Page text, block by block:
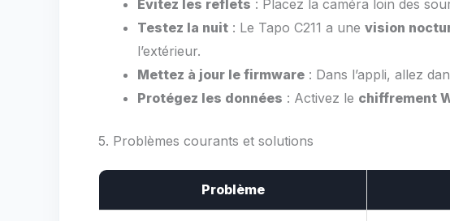
Évitez les reflets : Placez la caméra loin des
Testez la nuit : Le Tapo C211 a une vision
l’extérieur.
Mettez à jour le firmware : Dans l’appli, allez
Protégez les données : Activez le chiffrement
5. Problèmes courants et solutions
Problème